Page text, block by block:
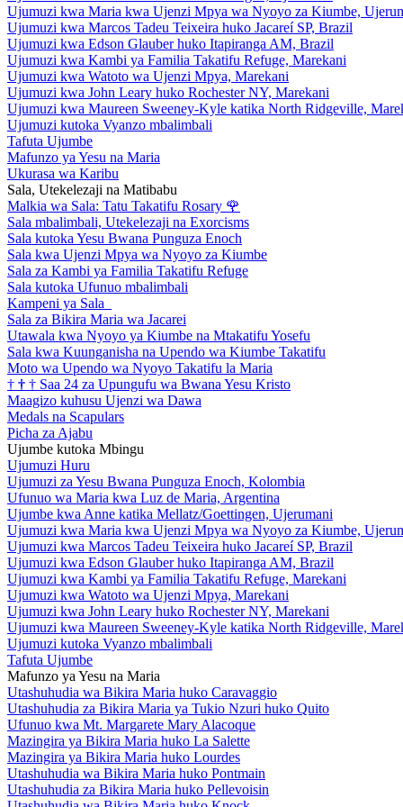
Ujumuzi kwa Maria kwa Ujenzi Mpya wa Nyoyo za Kiumbe,
Ujumuzi kwa Marcos Tadeu Teixeira huko Jacareí SP, Brazil
Ujumuzi kwa Edson Glauber huko Itapiranga AM, Brazil
Ujumuzi kwa Kambi ya Familia Takatifu Refuge, Marekani
Ujumuzi kwa Watoto wa Ujenzi Mpya, Marekani
Ujumuzi kwa John Leary huko Rochester NY, Marekani
Ujumuzi kwa Maureen Sweeney-Kyle katika North Ridgeville,
Ujumuzi kutoka Vyanzo mbalimbali
Tafuta Ujumbe
Mafunzo ya Yesu na Maria
Ukurasa wa Karibu
Sala, Utekelezaji na Matibabu
Malkia wa Sala: Tatu Takatifu Rosary 🌹
Sala mbalimbali, Utekelezaji na Exorcisms
Sala kutoka Yesu Bwana Punguza Enoch
Sala kwa Ujenzi Mpya wa Nyoyo za Kiumbe
Sala za Kambi ya Familia Takatifu Refuge
Sala kutoka Ufunuo mbalimbali
Kampeni ya Sala
Sala za Bikira Maria wa Jacarei
Utawala kwa Nyoyo ya Kiumbe na Mtakatifu Yosefu
Sala kwa Kuunganisha na Upendo wa Kiumbe Takatifu
Moto wa Upendo wa Nyoyo Takatifu la Maria
† † † Saa 24 za Upungufu wa Bwana Yesu Kristo
Maagizo kuhusu Ujenzi wa Dawa
Medals na Scapulars
Picha za Ajabu
Ujumbe kutoka Mbingu
Ujumuzi Huru
Ujumuzi za Yesu Bwana Punguza Enoch, Kolombia
Ufunuo wa Maria kwa Luz de Maria, Argentina
Ujumbe kwa Anne katika Mellatz/Goettingen, Ujerumani
Ujumuzi kwa Maria kwa Ujenzi Mpya wa Nyoyo za Kiumbe,
Ujumuzi kwa Marcos Tadeu Teixeira huko Jacareí SP, Brazil
Ujumuzi kwa Edson Glauber huko Itapiranga AM, Brazil
Ujumuzi kwa Kambi ya Familia Takatifu Refuge, Marekani
Ujumuzi kwa Watoto wa Ujenzi Mpya, Marekani
Ujumuzi kwa John Leary huko Rochester NY, Marekani
Ujumuzi kwa Maureen Sweeney-Kyle katika North Ridgeville,
Ujumuzi kutoka Vyanzo mbalimbali
Tafuta Ujumbe
Mafunzo ya Yesu na Maria
Utashuhudia wa Bikira Maria huko Caravaggio
Utashuhudia za Bikira Maria ya Tukio Nzuri huko Quito
Ufunuo kwa Mt. Margarete Mary Alacoque
Mazingira ya Bikira Maria huko La Salette
Mazingira ya Bikira Maria huko Lourdes
Utashuhudia wa Bikira Maria huko Pontmain
Utashuhudia za Bikira Maria huko Pellevoisin